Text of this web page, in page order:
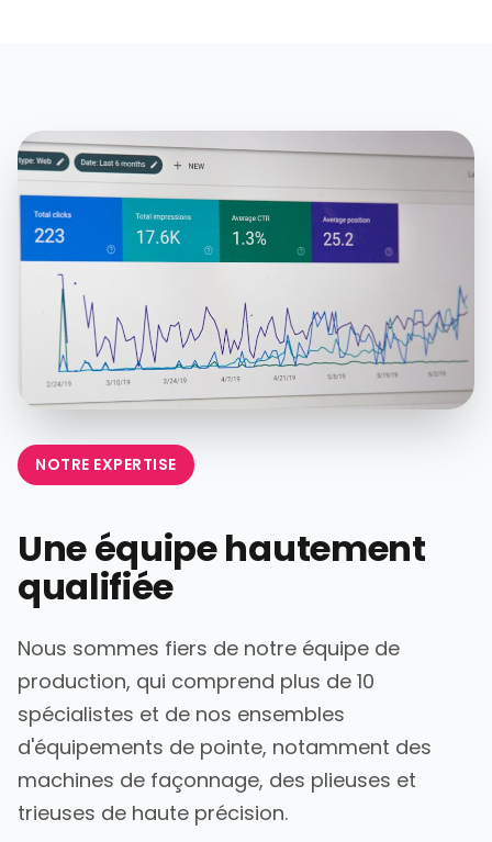
NOTRE EXPERTISE
Une équipe hautement
qualifiée
Nous sommes fiers de notre équipe de
production, qui comprend plus de 10
spécialistes et de nos ensembles
d'équipements de pointe, notamment des
machines de façonnage, des plieuses et
trieuses de haute précision.